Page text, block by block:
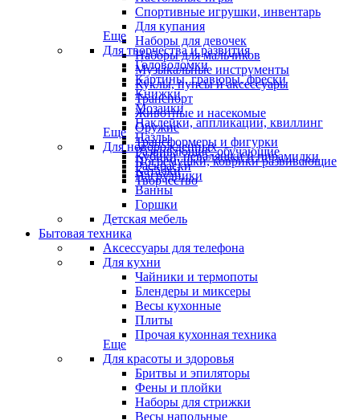
Спортивные игрушки, инвентарь
Для купания
Наборы для девочек
Наборы для мальчиков
Музыкальные инструменты
Куклы, пупсы и аксессуары
Транспорт
Животные и насекомые
Оружие
Трансформеры и фигурки
Кубики, неваляшки и пирамидки
Каталки
Еще
Для творчества и развития
Головоломки
Картины, гравюры, фрески
Книжки
Мозаики
Наклейки, аппликации, квиллинг
Пазлы
Развивающие, обучающие
Раскраски
Творчество
Еще
Для новорожденных
Погремушки, коврики развивающие
Нагрудники
Ванны
Горшки
Детская мебель
Бытовая техника
Аксессуары для телефона
Для кухни
Чайники и термопоты
Блендеры и миксеры
Весы кухонные
Плиты
Прочая кухонная техника
Еще
Для красоты и здоровья
Бритвы и эпиляторы
Фены и плойки
Наборы для стрижки
Весы напольные